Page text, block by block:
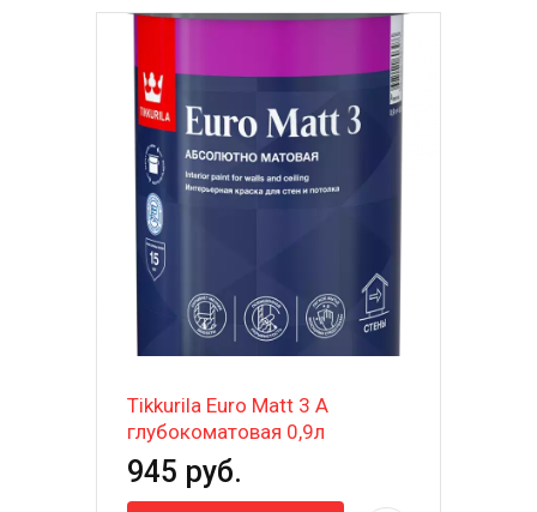
Tikkurila Euro Matt 3 A
глубокоматовая 0,9л
945 руб.